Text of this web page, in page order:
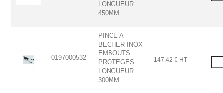
LONGUEUR
450MM
0197000532
PINCE A
BECHER INOX
EMBOUTS
PROTEGES
LONGUEUR
300MM
147,42 € HT